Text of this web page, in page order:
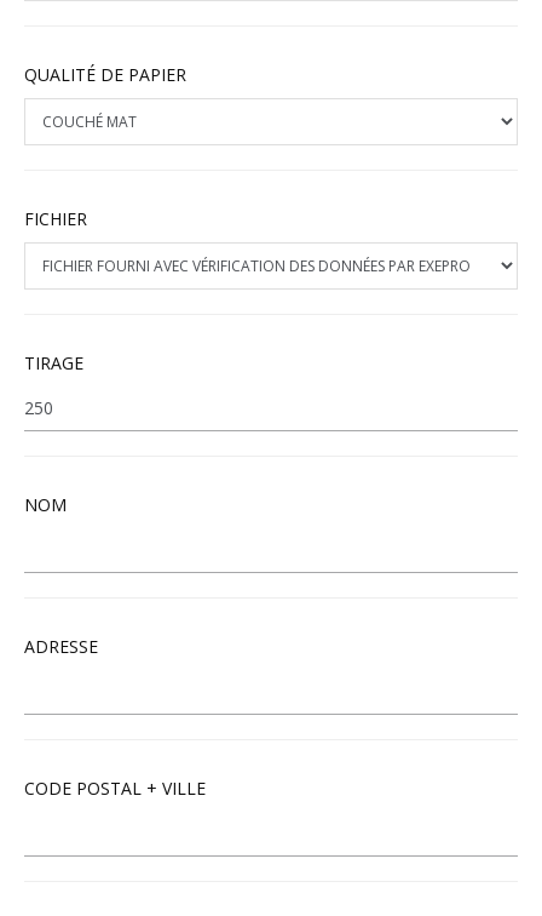
QUALITÉ DE PAPIER
FICHIER
TIRAGE
NOM
ADRESSE
CODE POSTAL + VILLE